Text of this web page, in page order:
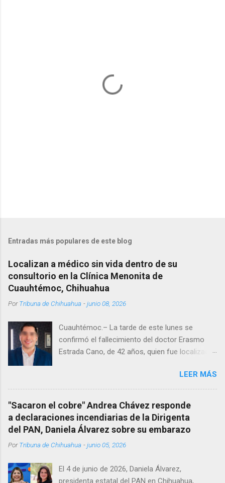
Entradas más populares de este blog
Localizan a médico sin vida dentro de su
consultorio en la Clínica Menonita de
Cuauhtémoc, Chihuahua
PorTribuna de Chihuahua -junio 08, 2026
Cuauhtémoc.– La tarde de este lunes se
confirmó el fallecimiento del doctor Erasmo
Estrada Cano, de 42 años, quien fue localizado
Menonita, ubicada en el kilómetro 10 del
Corredor Comercial. Según reportes el médico
se habría quitado la vida mientras permanecía
encerrado en el consultorio, por lo que
autoridades tuvieron que derribar la puerta,
Estrada, quien se desempeñó como presidente
un médico reconocido en la región.
LEER MÁS
"Sacaron el cobre" Andrea Chávez responde
a declaraciones incendiarias de la Dirigenta
del PAN, Daniela Álvarez sobre su embarazo
PorTribuna de Chihuahua -junio 05, 2026
El 4 de junio de 2026, Daniela Álvarez,
presidenta estatal del PAN en Chihuahua,